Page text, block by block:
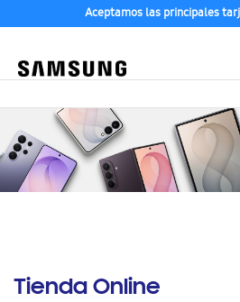
Aceptamos las principales
Tienda Online